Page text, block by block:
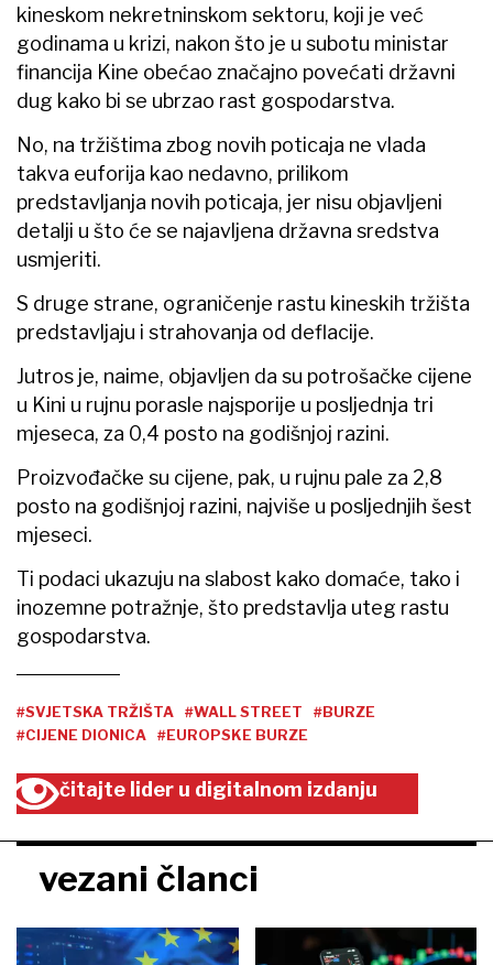
kineskom nekretninskom sektoru, koji je već
godinama u krizi, nakon što je u subotu ministar
financija Kine obećao značajno povećati državni
dug kako bi se ubrzao rast gospodarstva.
No, na tržištima zbog novih poticaja ne vlada
takva euforija kao nedavno, prilikom
predstavljanja novih poticaja, jer nisu objavljeni
detalji u što će se najavljena državna sredstva
usmjeriti.
S druge strane, ograničenje rastu kineskih tržišta
predstavljaju i strahovanja od deflacije.
Jutros je, naime, objavljen da su potrošačke cijene
u Kini u rujnu porasle najsporije u posljednja tri
mjeseca, za 0,4 posto na godišnjoj razini.
Proizvođačke su cijene, pak, u rujnu pale za 2,8
posto na godišnjoj razini, najviše u posljednjih šest
mjeseci.
Ti podaci ukazuju na slabost kako domaće, tako i
inozemne potražnje, što predstavlja uteg rastu
gospodarstva.
#SVJETSKA TRŽIŠTA #WALL STREET
#BURZE
#CIJENE DIONICA
#EUROPSKE BURZE
čitajte lider u digitalnom izdanju
vezani članci